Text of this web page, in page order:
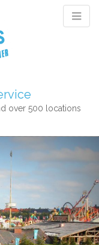
over 500 locations